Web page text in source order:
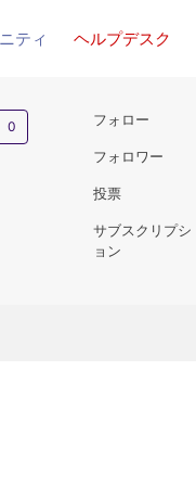
ティ ヘルプデスク
0人がフォロー中
フォロー
フォロワー
投票
サブスクリプシ
ョン